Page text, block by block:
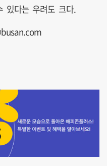
있다는 우려도 크다.